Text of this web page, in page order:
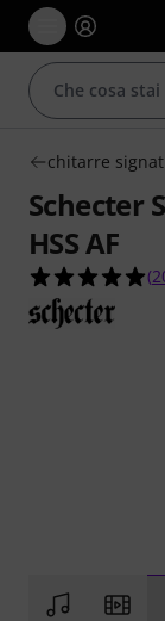
chitarre
Schecter
HSS AF
(